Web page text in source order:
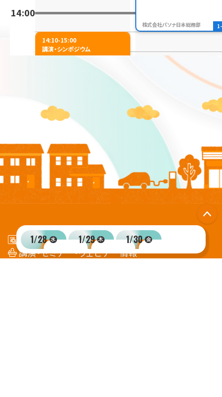
14:00
16:00
株式会社パソナ日本総務部
14:10-15:00
講演・シンポジウム
【基調講演】宇宙政策の最
出展者セミナー
位置情報セキュリティ
LocationMind株式会社
15:30-16:30
直下地震の被害軽減に向
けて ー産学官連携による
取り組みー
出展者セミナー
気候変動時代の地域防災
役割
三井住友海上火災保険株式会
1/28 水 1/29 木 1/30 金
出展者一覧
講演・セミナー・ウェビナー情報